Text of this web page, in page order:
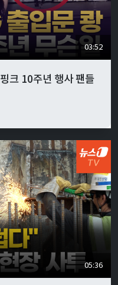
03:52
크 10주년 행사 팬들
05:36